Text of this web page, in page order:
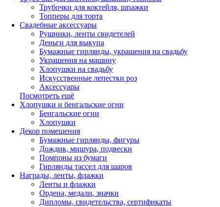
Трубочки для коктейля, шпажки
Топперы для торта
Свадебные аксессуары
Рушники, ленты свидетелей
Деньги для выкупа
Бумажные гирлянды, украшения на свадьбу
Украшения на машину
Хлопушки на свадьбу
Искусственные лепестки роз
Аксессуары
Посмотреть ещё
Хлопушки и бенгальские огни
Бенгальские огни
Хлопушки
Декор помещения
Бумажные гирлянды, фигуры
Дождик, мишура, подвески
Помпоны из бумаги
Гирлянды тассел для шаров
Награды, ленты, флажки
Ленты и флажки
Ордена, медали, значки
Дипломы, свидетельства, сертификаты